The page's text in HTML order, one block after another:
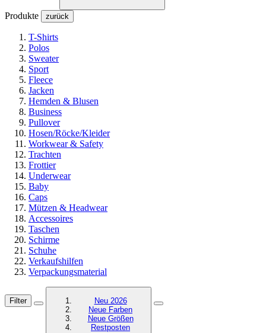
Produkte zurück
T-Shirts
Polos
Sweater
Sport
Fleece
Jacken
Hemden & Blusen
Business
Pullover
Hosen/Röcke/Kleider
Workwear & Safety
Trachten
Frottier
Underwear
Baby
Caps
Mützen & Headwear
Accessoires
Taschen
Schirme
Schuhe
Verkaufshilfen
Verpackungsmaterial
Filter
Neu 2026
Neue Farben
Neue Größen
Restposten